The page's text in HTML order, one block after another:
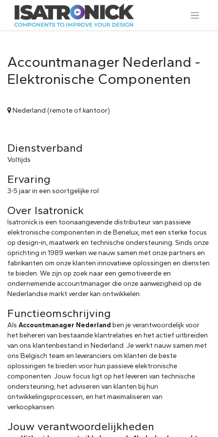
Accountmanager Nederland -
Elektronische Componenten
Nederland (remote of kantoor)
Dienstverband
Voltijds
Ervaring
3-5 jaar in een soortgelijke rol
Over Isatronick
Isatronick is een toonaangevende distributeur van passieve
elektronische componenten in de Benelux, met een sterke focus
op design-in, maatwerk en technische ondersteuning. Sinds onze
oprichting in 1989 werken we nauw samen met onze partners en
fabrikanten om onze klanten innovatieve oplossingen en diensten
te bieden. We zijn op zoek naar een gemotiveerde en
ondernemende accountmanager die onze aanwezigheid op de
Nederlandse markt verder kan ontwikkelen.
Functieomschrijving
Als Accountmanager Nederland ben je verantwoordelijk voor
het beheren van bestaande klantrelaties en het actief uitbreiden
van ons klantenbestand in Nederland. Je werkt nauw samen met
ons Belgisch team en leveranciers om klanten de beste
oplossingen te bieden voor hun passieve elektronische
componenten. Jouw focus ligt op het leveren van technische
ondersteuning, het adviseren van klanten bij hun
ontwikkelingsprocessen, en het maximaliseren van
verkoopkansen.
Jouw verantwoordelijkheden